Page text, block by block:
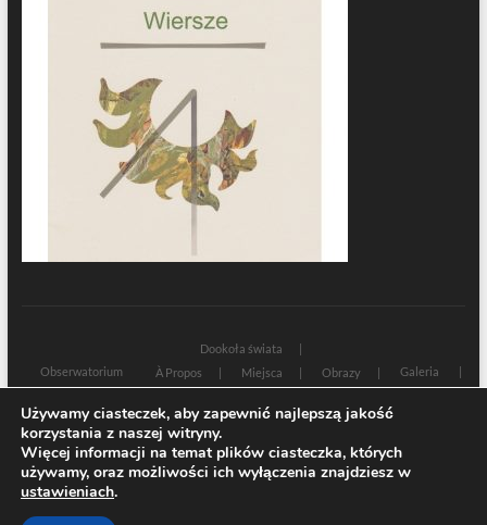
Dookoła świata
Obserwatorium
À Propos Miejsca Obrazy
Galeria
Sacrum profanum
Zamyślenia
Teksty
Rozmowy Świadectwa Na marginesie
| Designed by:Theme Freesia
Używamy ciasteczek, aby zapewnić najlepszą jakość
korzystania z naszej witryny.
Więcej informacji na temat plików ciasteczka, których
używamy, oraz możliwości ich wyłączenia znajdziesz w
ustawieniach.